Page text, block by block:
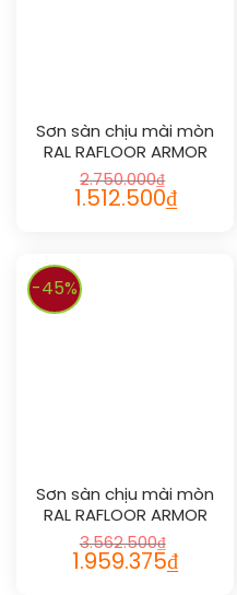
Sơn sàn chịu mài mòn
RAL RAFLOOR ARMOR
2007
2.750.000₫
1.512.500₫
-45%
Sơn sàn chịu mài mòn
RAL RAFLOOR ARMOR
2009
3.562.500₫
1.959.375₫